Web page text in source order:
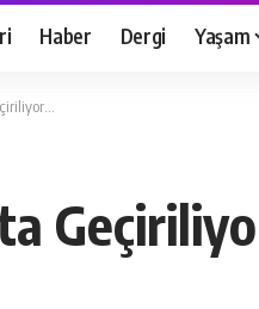
Haber Dergi Yaşam